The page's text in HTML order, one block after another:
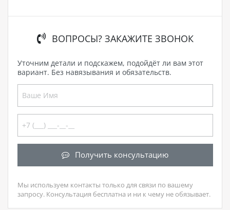
ВОПРОСЫ? ЗАКАЖИТЕ ЗВОНОК
Уточним детали и подскажем, подойдёт ли вам этот
вариант. Без навязывания и обязательств.
Получить консультацию
Мы используем контакты только для связи по вашему
запросу. Консультация бесплатна и ни к чему не обязывает.